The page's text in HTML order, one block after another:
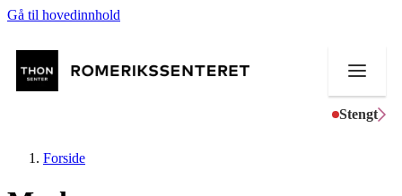
Gå til hovedinnhold
Stengt
Forside